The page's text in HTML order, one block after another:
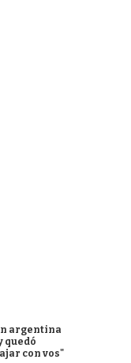
argentina
quedó
con vos"